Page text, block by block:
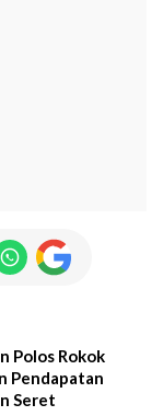
Polos Rokok
Pendapatan
Seret